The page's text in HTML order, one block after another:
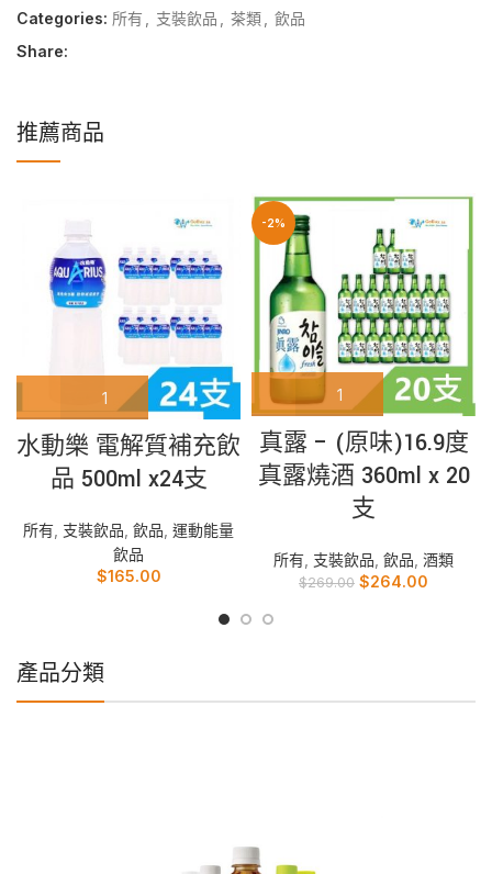
Categories: 所有 , 支裝飲品 , 茶類, 飲品
Share:
推薦商品
水動樂 電解質補充飲
品 500ml x24支
所有, 支裝飲品, 飲品, 運動能量
飲品
$165.00
-2%
真露 – (原味)16.9度
真露燒酒 360ml x 20
支
所有 支裝飲品 飲品 酒類
$269.00 $264.00
產品分類